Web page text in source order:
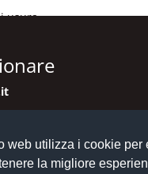
web utilizza i cookie per
la migliore
usura
Scarica da
AppStore o